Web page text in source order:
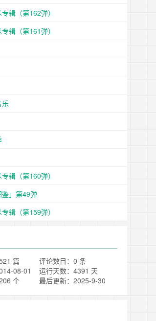
辑（第162弹）
辑（第161弹）
辑（第160弹）
鉴」第49弹
辑（第159弹）
篇
评论数目：0 条
08-01
运行天数：4391 天
个
最后更新：2025-9-30